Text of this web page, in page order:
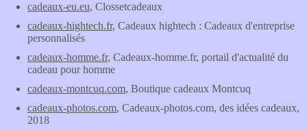
cadeaux-eu.eu, Clossetcadeaux
cadeaux-hightech.fr, Cadeaux hightech : Cadeaux d'entreprise
personnalisés
cadeaux-homme.fr, Cadeaux-homme.fr, portail d'actualité du
cadeau pour homme
cadeaux-montcuq.com, Boutique cadeaux Montcuq
cadeaux-photos.com, Cadeaux-photos.com, des idées cadeaux,
2018